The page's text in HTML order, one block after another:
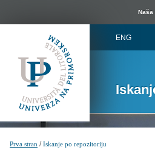
Naša
ENG
Prva stran /Iskanje po repozitoriju